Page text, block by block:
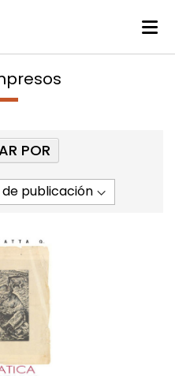
POR